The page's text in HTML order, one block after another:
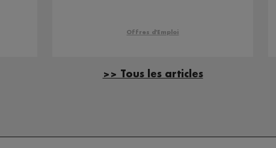
Offres d'Emploi
>> Tous les articles